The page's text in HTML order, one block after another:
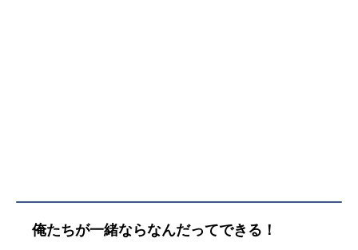
俺たちが一緒ならなんだってできる！